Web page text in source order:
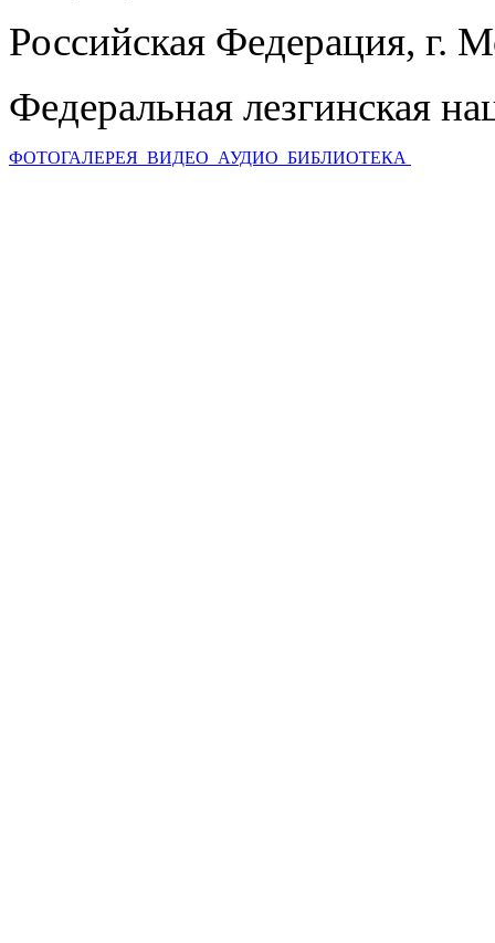
Российская Федерация, г.
Федеральная лезгинская
ФОТОГАЛЕРЕЯ ВИДЕО АУДИО БИБЛИОТЕКА